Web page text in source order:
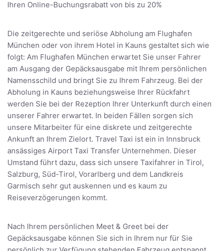
Ihren Online-Buchungsrabatt von bis zu 20%
Die zeitgerechte und seriöse Abholung am Flughafen
München oder von ihrem Hotel in Kauns gestaltet sich wie
folgt: Am Flughafen München erwartet Sie unser Fahrer
am Ausgang der Gepäcksausgabe mit Ihrem persönlichen
Namensschild und bringt Sie zu Ihrem Fahrzeug. Bei der
Abholung in Kauns beziehungsweise Ihrer Rückfahrt
werden Sie bei der Rezeption Ihrer Unterkunft durch einen
unserer Fahrer erwartet. In beiden Fällen sorgen sich
unsere Mitarbeiter für eine diskrete und zeitgerechte
Ankunft an Ihrem Zielort. Travel Taxi ist ein in Innsbruck
ansässiges Airport Taxi Transfer Unternehmen. Dieser
Umstand führt dazu, dass sich unsere Taxifahrer in Tirol,
Salzburg, Süd-Tirol, Vorarlberg und dem Landkreis
Garmisch sehr gut auskennen und es kaum zu
Reiseverzögerungen kommt.
Nach Ihrem persönlichen Meet & Greet bei der
Gepäcksausgabe können Sie sich in Ihrem nur für Sie